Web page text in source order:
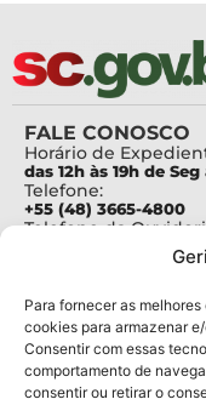
Para fornecer as
cookies para armazenar
Consentir com essas
comportamento de
consentir ou retirar o
FALE CONOSCO
Horário de
das 12h às 19h de
Telefone:
+55 (48) 3665-4800
Telefone da
Para assuntos
Para assuntos
Para assuntos